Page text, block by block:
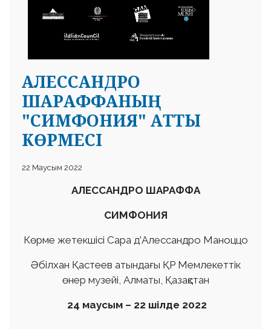
АЛЕССАНДРО
ШАРАФФАНЫҢ
"СИМФОНИЯ" АТТЫ
КӨРМЕСІ
22 Маусым 2022
АЛЕССАНДРО ШАРАФФА
СИМФОНИЯ
Көрме жетекшісі Сара д’Алессандро Маноццо
Әбілхан Қастеев атындағы ҚР Мемлекеттік
өнер музейі, Алматы, Қазақстан
24 маусым– 22 шілде 2022